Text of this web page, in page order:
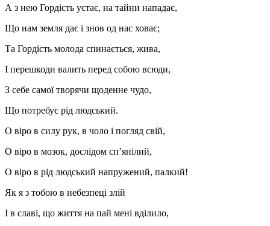
А з нею Гордість устає, на тайни нападає,
Що нам земля дає і знов од нас ховає;
Та Гордість молода спинається, жива,
I перешкоди валить перед собою всюди,
З себе самої творячи щоденне чудо,
Що потребує рід людський.
О віро в силу рук, в чоло і погляд свій,
О віро в мозок, дослідом сп’янілий,
О віро в рід людський напружений, палкий!
Як я з тобою в небезпеці злій
І в славі, що життя на пай мені вділило,